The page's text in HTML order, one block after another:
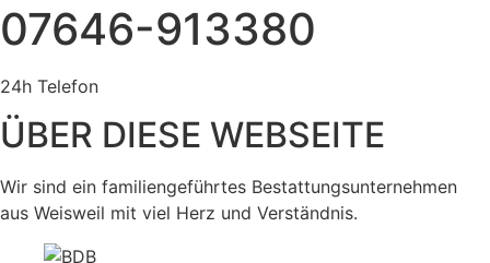
07646-913380
24h Telefon
ÜBER DIESE WEBSEITE
Wir sind ein familiengeführtes Bestattungsunternehmen
aus Weisweil mit viel Herz und Verständnis.